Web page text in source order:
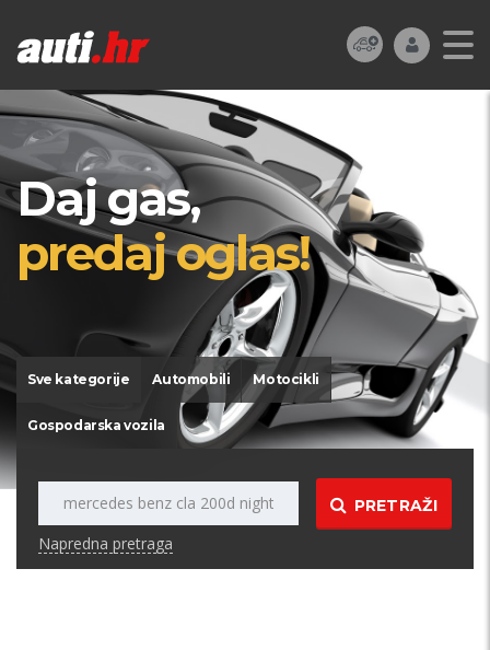
Daj gas,
predaj oglas!
Sve kategorije Automobili Motocikli
Gospodarska vozila
PRETRAŽI
Napredna pretraga